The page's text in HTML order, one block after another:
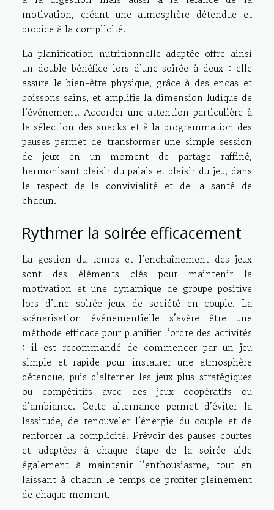
motivation, créant une atmosphère détendue et
propice à la complicité.
La planification nutritionnelle adaptée offre ainsi
un double bénéfice lors d’une soirée à deux : elle
assure le bien-être physique, grâce à des encas et
boissons sains, et amplifie la dimension ludique de
l’événement. Accorder une attention particulière à
la sélection des snacks et à la programmation des
pauses permet de transformer une simple session
de jeux en un moment de partage raffiné,
harmonisant plaisir du palais et plaisir du jeu, dans
le respect de la convivialité et de la santé de
chacun.
Rythmer la soirée efficacement
La gestion du temps et l’enchaînement des jeux
sont des éléments clés pour maintenir la
motivation et une dynamique de groupe positive
lors d’une soirée jeux de société en couple. La
scénarisation événementielle s’avère être une
méthode efficace pour planifier l’ordre des activités
: il est recommandé de commencer par un jeu
simple et rapide pour instaurer une atmosphère
détendue, puis d’alterner les jeux plus stratégiques
ou compétitifs avec des jeux coopératifs ou
d’ambiance. Cette alternance permet d’éviter la
lassitude, de renouveler l’énergie du couple et de
renforcer la complicité. Prévoir des pauses courtes
et adaptées à chaque étape de la soirée aide
également à maintenir l’enthousiasme, tout en
laissant à chacun le temps de profiter pleinement
de chaque moment.